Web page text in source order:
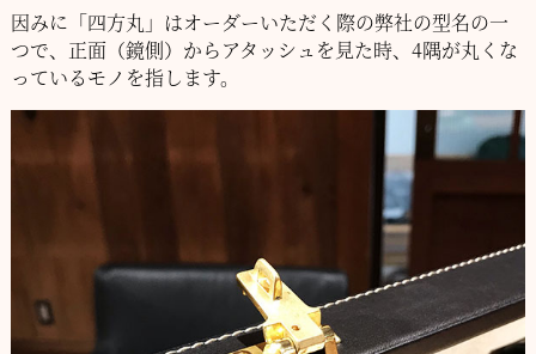
因みに「四方丸」はオーダーいただく際の弊社の型名の一
つで、正面（鏡側）からアタッシュを見た時、4隅が丸くな
っているモノを指します。